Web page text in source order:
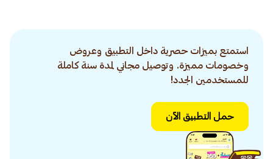
استمتع بميزات حصرية داخل التطبيق وعروض
وخصومات مميزة. وتوصيل مجاني لمدة سنة كاملة
للمستخدمين الجدد!
حمل التطبيق الآن